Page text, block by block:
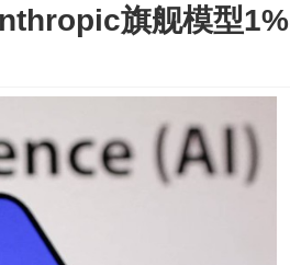
旗舰模型1%